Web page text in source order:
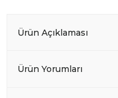
Ürün Açıklaması
Ürün Yorumları